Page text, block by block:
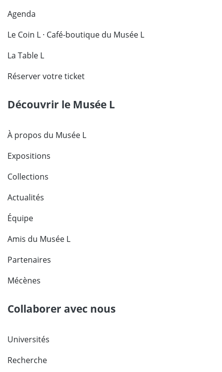
Agenda
Le Coin L · Café-boutique du Musée L
La Table L
Réserver votre ticket
Découvrir le Musée L
À propos du Musée L
Expositions
Collections
Actualités
Équipe
Amis du Musée L
Partenaires
Mécènes
Collaborer avec nous
Universités
Recherche